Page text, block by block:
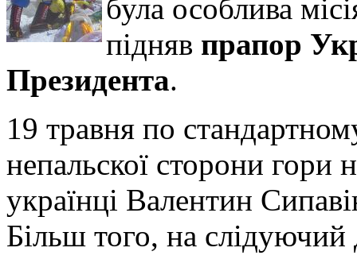
була особлива
підняв прапор
Президента.
19 травня по
непальскої сторони гори
українці Валентин
Більш того, на